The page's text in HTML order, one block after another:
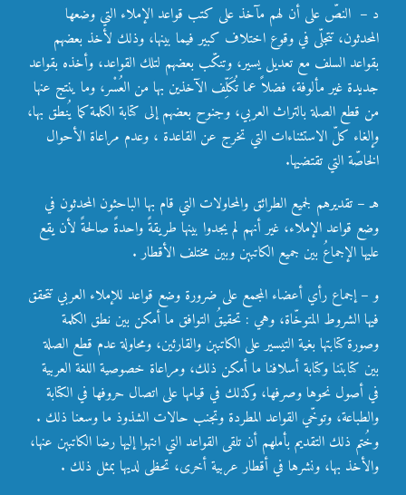
د – النصّ على أن لهم مآخذ على كتب قواعد الإملاء التي وضعها
المحدثون، تتجلّى في وقوع اختلاف كبير فيما بينها، وذلك لأخذ بعضهم
بقواعد السلف مع تعديل يسير، وتنكّب بعضهم لتلك القواعد، وأخذه بقواعد
جديدة غير مألوفة، فضلاً عما تُكَلِّف الآخذين بها من العُسْر، وما ينتج عنها
من قطع الصلة بالتراث العربي، وجنوح بعضهم إلى كتابة الكلمة كما يُنطق بها،
وإلغاء كلّ الاستثناءات التي تخرج عن القاعدة ، وعدم مراعاة الأحوال
الخاصّة التي تقتضيها.
هـ – تقديرهم لجميع الطرائق والمحاولات التي قام بها الباحثون المحدثون في
وضع قواعد الإملاء، غير أنهم لم يجدوا بينها طريقةً واحدةً صالحةً لأن يقع
عليها الإجماعُ بين جميع الكاتبين وبين مختلف الأقطار .
و – إجماع رأي أعضاء المجمع على ضرورة وضع قواعد للإملاء العربي تتحقق
فيها الشروط المتوخّاة، وهي : تحقيقُ التوافق ما أمكن بين نطق الكلمة
وصورة كتابتها بغية التيسير على الكاتبين والقارئين، ومحاولة عدم قطع الصلة
بين كتابتنا وكتابة أسلافنا ما أمكن ذلك، ومراعاة خصوصية اللغة العربية
في أصول نحوها وصرفها، وكذلك في قيامها على اتصال حروفها في الكتابة
والطباعة، وتوخّي القواعد المطردة وتجنب حالات الشذوذ ما وسعنا ذلك .
وخُتم ذلك التقديم بأملهم أن تلقى القواعد التي انتهوا إليها رضا الكاتبين عنها،
والأخذ بها، ونشرها في أقطار عربية أخرى، تحظى لديها بمثل ذلك .